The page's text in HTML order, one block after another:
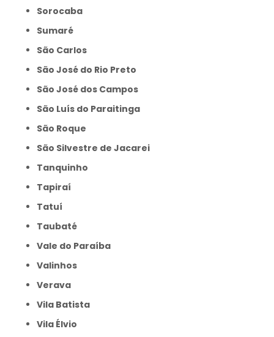
Sorocaba
Sumaré
São Carlos
São José do Rio Preto
São José dos Campos
São Luís do Paraitinga
São Roque
São Silvestre de Jacarei
Tanquinho
Tapiraí
Tatuí
Taubaté
Vale do Paraíba
Valinhos
Verava
Vila Batista
Vila Élvio